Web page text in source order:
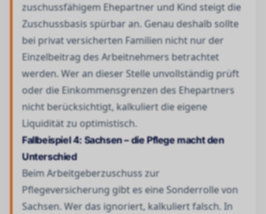
zuschussfähigem Ehepartner und Kind steigt die
Zuschussbasis spürbar an. Genau deshalb sollte
bei privat versicherten Familien nicht nur der
Einzelbeitrag des Arbeitnehmers betrachtet
werden. Wer an dieser Stelle unvollständig prüft
oder die Einkommensgrenzen des Ehepartners
nicht berücksichtigt, kalkuliert die eigene
Liquidität zu optimistisch.
Fallbeispiel 4: Sachsen – die Pflege macht den
Unterschied
Beim Arbeitgeberzuschuss zur
Pflegeversicherung gibt es eine Sonderrolle von
Sachsen. Wer das ignoriert, kalkuliert falsch. In